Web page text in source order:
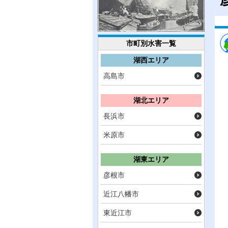
市町別水害一覧
湖西エリア
高島市
湖北エリア
長浜市
米原市
湖東エリア
彦根市
近江八幡市
東近江市